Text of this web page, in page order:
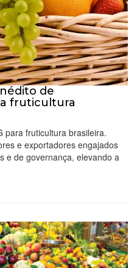
de
fruticultura
para fruticultura brasileira.
e exportadores engajados
e de governança, elevando a